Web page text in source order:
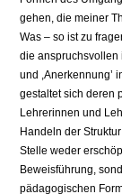
gehen, die meiner
Was – so ist zu
die anspruchsvollen
und ,Anerkennung’
gestaltet sich deren
Lehrerinnen und
Handeln der
Stelle weder
Beweisführung,
pädagogischen